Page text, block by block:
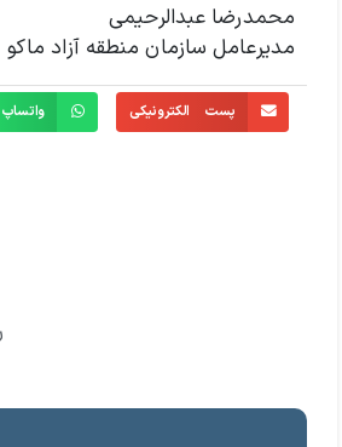
محمدرضا عبدالرحیمی
مدیرعامل سازمان منطقه آزاد ماکو
پست الکترونیکی واتساپ